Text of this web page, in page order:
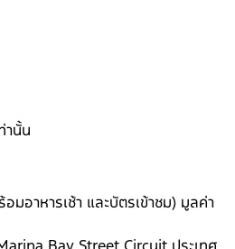
านั้น
อาหารเช้า และบัตรเข้าชม) มูลค่า